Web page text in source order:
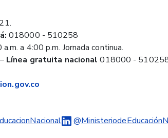
018000 - 510258
a 4:00 p.m. Jornada continua.
Línea gratuita nacional 018000 -